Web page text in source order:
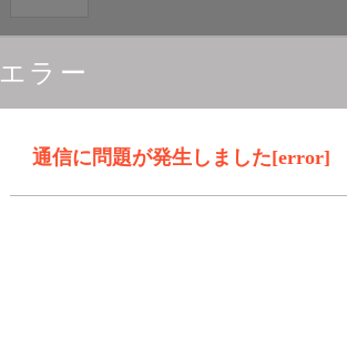
エラー
通信に問題が発生しました[error]